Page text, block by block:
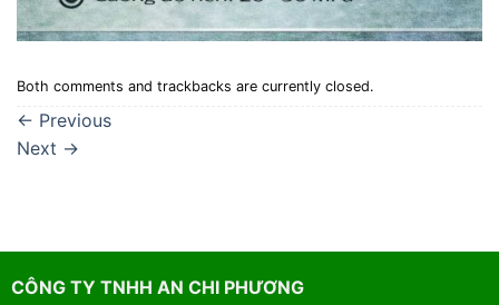
Both comments and trackbacks are currently closed.
← Previous
Next →
CÔNG TY TNHH AN CHI PHƯƠNG